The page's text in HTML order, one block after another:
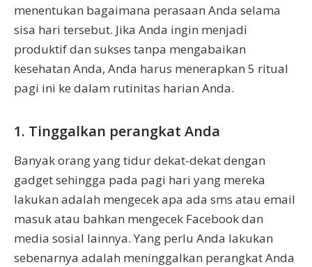
menentukan bagaimana perasaan Anda selama
sisa hari tersebut. Jika Anda ingin menjadi
produktif dan sukses tanpa mengabaikan
kesehatan Anda, Anda harus menerapkan 5 ritual
pagi ini ke dalam rutinitas harian Anda.
1. Tinggalkan perangkat Anda
Banyak orang yang tidur dekat-dekat dengan
gadget sehingga pada pagi hari yang mereka
lakukan adalah mengecek apa ada sms atau email
masuk atau bahkan mengecek Facebook dan
media sosial lainnya. Yang perlu Anda lakukan
sebenarnya adalah meninggalkan perangkat Anda